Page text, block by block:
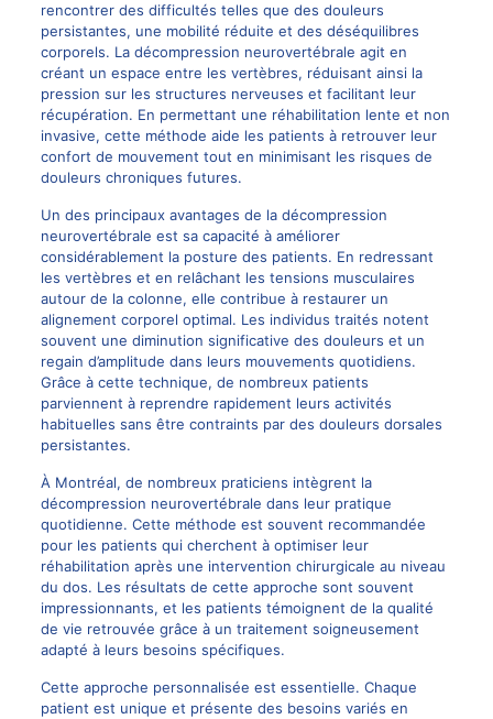
rencontrer des difficultés telles que des douleurs
persistantes, une mobilité réduite et des déséquilibres
corporels. La décompression neurovertébrale agit en
créant un espace entre les vertèbres, réduisant ainsi la
pression sur les structures nerveuses et facilitant leur
récupération. En permettant une réhabilitation lente et non
invasive, cette méthode aide les patients à retrouver leur
confort de mouvement tout en minimisant les risques de
douleurs chroniques futures.
Un des principaux avantages de la décompression
neurovertébrale est sa capacité à améliorer
considérablement la posture des patients. En redressant
les vertèbres et en relâchant les tensions musculaires
autour de la colonne, elle contribue à restaurer un
alignement corporel optimal. Les individus traités notent
souvent une diminution significative des douleurs et un
regain d’amplitude dans leurs mouvements quotidiens.
Grâce à cette technique, de nombreux patients
parviennent à reprendre rapidement leurs activités
habituelles sans être contraints par des douleurs dorsales
persistantes.
À Montréal, de nombreux praticiens intègrent la
décompression neurovertébrale dans leur pratique
quotidienne. Cette méthode est souvent recommandée
pour les patients qui cherchent à optimiser leur
réhabilitation après une intervention chirurgicale au niveau
du dos. Les résultats de cette approche sont souvent
impressionnants, et les patients témoignent de la qualité
de vie retrouvée grâce à un traitement soigneusement
adapté à leurs besoins spécifiques.
Cette approche personnalisée est essentielle. Chaque
patient est unique et présente des besoins variés en